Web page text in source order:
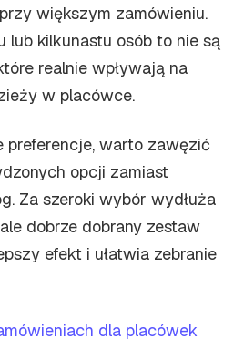
większym zamówieniu.
lub kilkunastu osób to nie są
realnie wpływają na
w placówce.
preferencje, warto zawęzić
opcji zamiast
Za szeroki wybór wydłuża
dobrze dobrany zestaw
efekt i ułatwia zebranie
dla placówek